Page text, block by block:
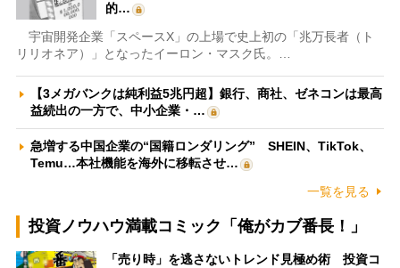
的…
宇宙開発企業「スペースX」の上場で史上初の「兆万長者（ト
リリオネア）」となったイーロン・マスク氏。…
【3メガバンクは純利益5兆円超】銀行、商社、ゼネコンは最高
益続出の一方で、中小企業・…
急増する中国企業の“国籍ロンダリング” SHEIN、TikTok、
Temu…本社機能を海外に移転させ…
一覧を見る
投資ノウハウ満載コミック「俺がカブ番長！」
「売り時」を逃さないトレンド見極め術 投資コ